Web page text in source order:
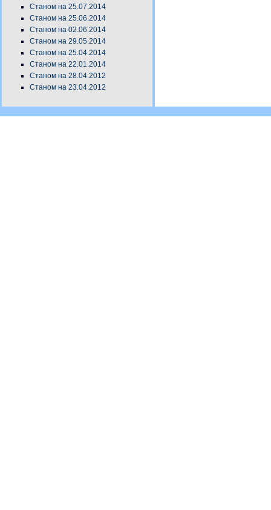
Станом на 25.07.2014
Станом на 25.06.2014
Станом на 02.06.2014
Станом на 29.05.2014
Станом на 25.04.2014
Станом на 22.01.2014
Станом на 28.04.2012
Станом на 23.04.2012